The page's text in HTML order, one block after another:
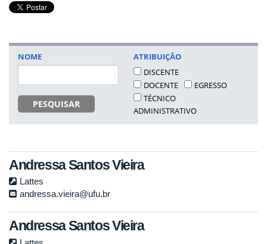
NOME
PESQUISAR
ATRIBUIÇÃO
DISCENTE
DOCENTE
EGRESSO
TÉCNICO
ADMINISTRATIVO
Andressa Santos Vieira
Lattes
andressa.vieira@ufu.br
Andressa Santos Vieira